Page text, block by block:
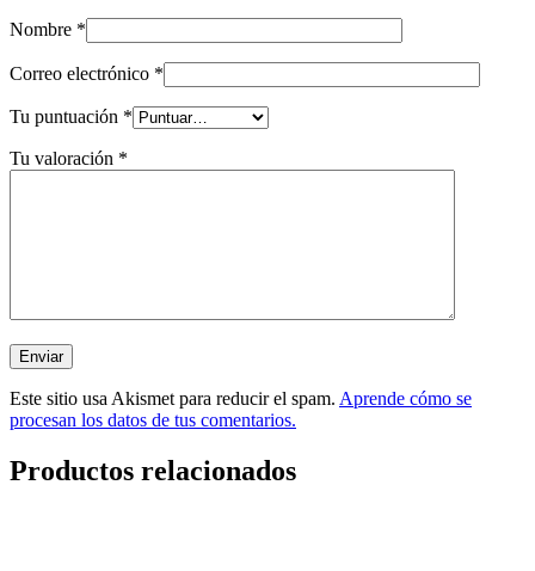
Nombre *
Correo electrónico *
Tu puntuación *
Tu valoración *
Este sitio usa Akismet para reducir el spam. Aprende cómo se
procesan los datos de tus comentarios.
Productos relacionados